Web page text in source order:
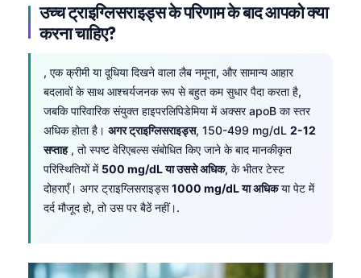
उच्च ट्राइग्लिसराइड्स के परिणाम के बाद आपको क्या
करना चाहिए?
, एक क्रीमी या दूधिया दिखने वाला लैब नमूना, और सामान्य आहार
बदलावों के साथ आश्चर्यजनक रूप से बहुत कम सुधार पैदा करता है,
जबकि पारिवारिक संयुक्त हाइपरलिपिडेमिया में अक्सर apoB का स्तर
अधिक होता है। अगर ट्राइग्लिसराइड्स, 150-499 mg/dL 2-12
सप्ताह, तो स्पष्ट वेरिएबल्स संबोधित किए जाने के बाद मानकीकृत
परिस्थितियों में 500 mg/dL या उससे अधिक, के भीतर टेस्ट
दोहराएँ। अगर ट्राइग्लिसराइड्स1000 mg/dL या अधिकया पेट में
दर्द मौजूद हो, तो उस पर बैठें नहीं।.
Norsk bokmål